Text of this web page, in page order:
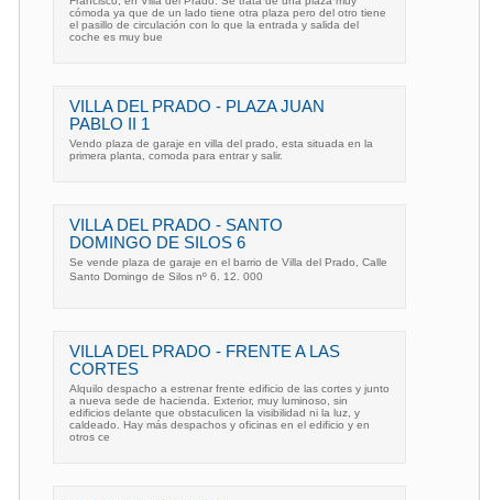
cómoda ya que de un lado tiene otra plaza pero del otro tiene
el pasillo de circulación con lo que la entrada y salida del
coche es muy bue
VILLA DEL PRADO - PLAZA JUAN
PABLO II 1
Vendo plaza de garaje en villa del prado, esta situada en la
primera planta, comoda para entrar y salir.
VILLA DEL PRADO - SANTO
DOMINGO DE SILOS 6
Se vende plaza de garaje en el barrio de Villa del Prado, Calle
Santo Domingo de Silos nº 6. 12. 000
VILLA DEL PRADO - FRENTE A LAS
CORTES
Alquilo despacho a estrenar frente edificio de las cortes y junto
a nueva sede de hacienda. Exterior, muy luminoso, sin
edificios delante que obstaculicen la visibilidad ni la luz, y
caldeado. Hay más despachos y oficinas en el edificio y en
otros ce